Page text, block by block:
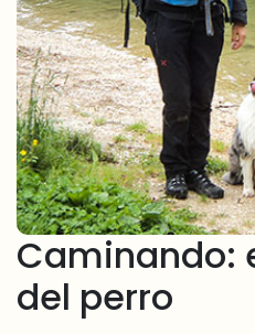
Caminando:
del perro